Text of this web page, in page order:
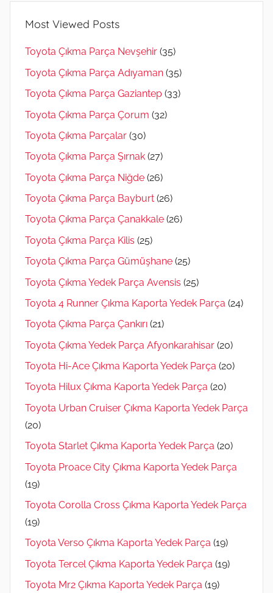
Most Viewed Posts
Toyota Çıkma Parça Nevşehir (35)
Toyota Çıkma Parça Adıyaman (35)
Toyota Çıkma Parça Gaziantep (33)
Toyota Çıkma Parça Çorum (32)
Toyota Çıkma Parçalar (30)
Toyota Çıkma Parça Şırnak (27)
Toyota Çıkma Parça Niğde (26)
Toyota Çıkma Parça Bayburt (26)
Toyota Çıkma Parça Çanakkale (26)
Toyota Çıkma Parça Kilis (25)
Toyota Çıkma Parça Gümüşhane (25)
Toyota Çıkma Yedek Parça Avensis (25)
Toyota 4 Runner Çıkma Kaporta Yedek Parça (24)
Toyota Çıkma Parça Çankırı (21)
Toyota Çıkma Yedek Parça Afyonkarahisar (20)
Toyota Hi-Ace Çıkma Kaporta Yedek Parça (20)
Toyota Hilux Çıkma Kaporta Yedek Parça (20)
Toyota Urban Cruiser Çıkma Kaporta Yedek Parça
(20)
Toyota Starlet Çıkma Kaporta Yedek Parça (20)
Toyota Proace City Çıkma Kaporta Yedek Parça
(19)
Toyota Corolla Cross Çıkma Kaporta Yedek Parça
(19)
Toyota Verso Çıkma Kaporta Yedek Parça (19)
Toyota Tercel Çıkma Kaporta Yedek Parça (19)
Toyota Mr2 Çıkma Kaporta Yedek Parça (19)